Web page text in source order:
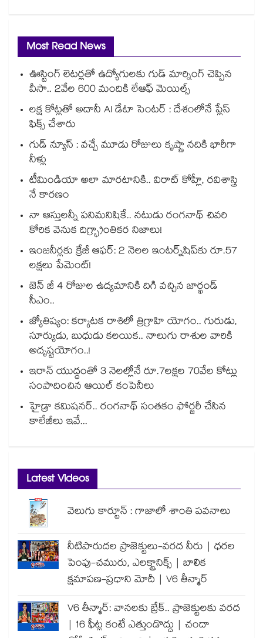
Most Read News
ఊస్టింగ్ లెటర్లతో ఉద్యోగులకు గుడ్ మార్నింగ్ చెప్పిన
వీసా.. 2వేల 600 మందికి లేఆఫ్ మెయిల్స్
లక్ష కోట్లతో అదానీ AI డేటా సెంటర్ : దేశంలోనే ప్లేస్
ఫిక్స్ చేశారు
గుడ్ న్యూస్ : వచ్చే మూడు రోజులు కృష్ణా నదికి భారీగా
నీళ్లు
టీమిండియా అలా మారటానికి.. విరాట్ కోహ్లీ, రవిశాస్త్రి
నే కారణం
నా ఆస్తులన్నీ పనిమనిషికే.. నటుడు రంగనాథ్ చివరి
కోరిక వెనుక దిగ్భ్రాంతికర నిజాలు!
ఇంజనీర్లకు క్రేజీ ఆఫర్: 2 నెలల ఇంటర్న్‌షిప్‌కు రూ.57
లక్షలు పేమెంట్!
జెన్ జీ 4 రోజుల ఉద్యమానికి దిగి వచ్చిన జార్ఖండ్
సీఎం..
జ్యోతిష్యం: కర్కాటక రాశిలో త్రిగ్రాహి యోగం.. గురుడు,
సూర్యుడు, బుధుడు కలయిక.. నాలుగు రాశుల వారికి
అదృష్టయోగం..!
ఇరాన్ యుద్ధంతో 3 నెలల్లోనే రూ.7లక్షల 70వేల కోట్లు
సంపాదించిన ఆయిల్ కంపెనీలు
హైడ్రా కమిషనర్.. రంగనాథ్ సంతకం ఫోర్జరీ చేసిన
కాలేజీలు ఇవే...
Latest Videos
వెలుగు కార్టూన్ : గాజాలో శాంతి పవనాలు
నీటిపారుదల ప్రాజెక్టులు-వరద నీరు | ధరల
పెంపు-చమురు, ఎలక్ట్రానిక్స్ | బాలిక
క్షమాపణ-ప్రధాని మోదీ | V6 తీన్మార్
V6 తీన్మార్: వానలకు బ్రేక్.. ప్రాజెక్టులకు వరద
| 16 ఫీట్ల కంటే ఎత్తుండొద్దు | చందా